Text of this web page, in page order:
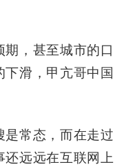
，甚至城市的口
滑，甲亢哥中国
常态，而在走过
远远在互联网上